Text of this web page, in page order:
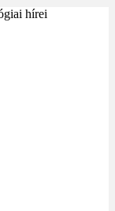
hírei